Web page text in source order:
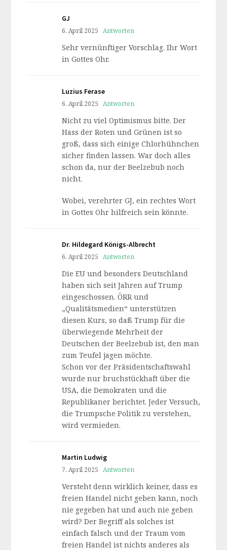
GJ
6. April 2025 Antworten
Sehr vernünftiger Vorschlag. Ihr Wort
in Gottes Ohr.
Luzius Ferase
6. April 2025 Antworten
Nicht zu viel Optimismus bitte. Der
Hass der Roten und Grünen ist so
groß, dass sich einige Chlorhühnchen
sicher finden lassen. War doch alles
schon da, nur der Beelzebub noch
nicht.
Wobei, verehrter GJ, ein rechtes Wort
in Gottes Ohr hilfreich sein könnte.
Dr. Hildegard Königs-Albrecht
6. April 2025 Antworten
Die EU und besonders Deutschland
haben sich seit Jahren auf Trump
eingeschossen. ÖRR und
„Qualitätsmedien“ unterstützen
diesen Kurs, so daß Trump für die
überwiegende Mehrheit der
Deutschen der Beelzebub ist, den man
zum Teufel jagen möchte.
Schon vor der Präsidentschaftswahl
wurde nur bruchstückhaft über die
USA, die Demokraten und die
Republikaner berichtet. Jeder Versuch,
die Trumpsche Politik zu verstehen,
wird vermieden.
Martin Ludwig
7. April 2025 Antworten
Versteht denn wirklich keiner, dass es
freien Handel nicht geben kann, noch
nie gegeben hat und auch nie geben
wird? Der Begriff als solches ist
einfach falsch und der Traum vom
freien Handel ist nichts anderes als